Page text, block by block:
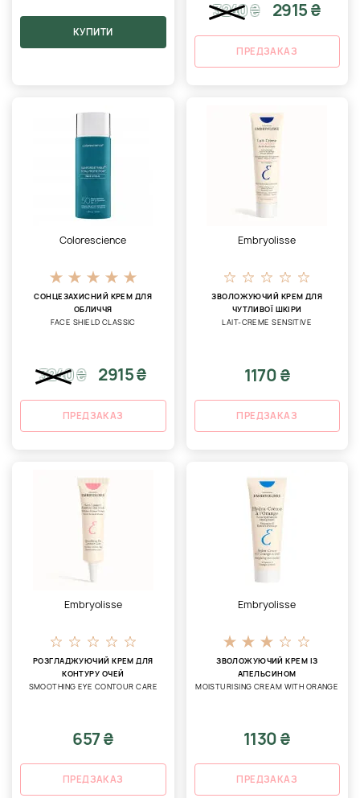
КУПИТИ
3240₴ 2915 ₴
ПРЕДЗАКАЗ
Colorescience
СОНЦЕЗАХИСНИЙ КРЕМ ДЛЯ
ОБЛИЧЧЯ
FACE SHIELD CLASSIC
3240₴ 2915 ₴
ПРЕДЗАКАЗ
Embryolisse
ЗВОЛОЖУЮЧИЙ КРЕМ ДЛЯ
ЧУТЛИВОЇ ​​ШКІРИ
LAIT-CREME SENSITIVE
1170 ₴
ПРЕДЗАКАЗ
Embryolisse
РОЗГЛАДЖУЮЧИЙ КРЕМ ДЛЯ
КОНТУРУ ОЧЕЙ
SMOOTHING EYE CONTOUR CARE
657 ₴
ПРЕДЗАКАЗ
Embryolisse
ЗВОЛОЖУЮЧИЙ КРЕМ ІЗ
АПЕЛЬСИНОМ
MOISTURISING CREAM WITH ORANGE
1130 ₴
ПРЕДЗАКАЗ